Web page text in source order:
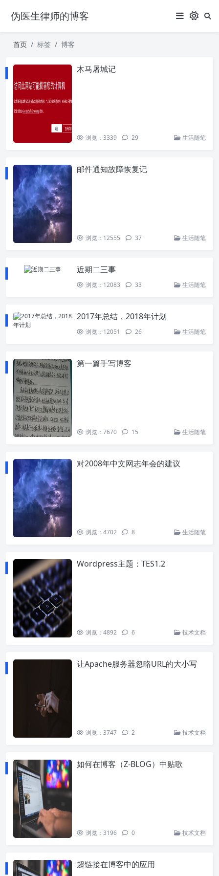
伪医生律师的博客
首页 标签 博客
木马屠城记
浏览：3339 29 生活随笔
邮件通知故障恢复记
浏览：12555 37 生活随笔
近期二三事
浏览：12083 33 生活随笔
2017年总结，2018年计划
浏览：12051 26 生活随笔
第一篇手写博客
浏览：7670 15 生活随笔
对2008年中文网志年会的建议
浏览：4702 8 生活随笔
Wordpress主题：TES1.2
浏览：4892 6 技术文档
让Apache服务器忽略URL的大小写
浏览：3747 2 技术文档
如何在博客（Z-BLOG）中贴歌
浏览：3196 0 技术文档
超链接在博客中的应用